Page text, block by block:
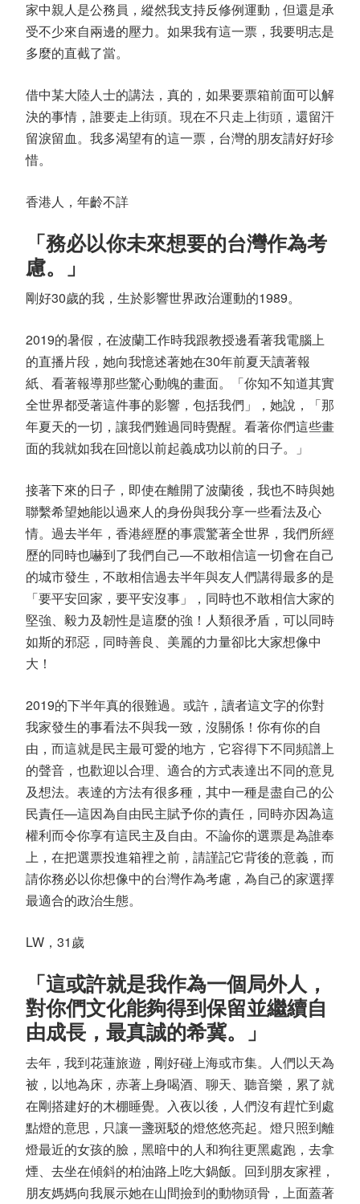
家中親人是公務員，縱然我支持反修例運動，但還是承
受不少來自兩邊的壓力。如果我有這一票，我要明志是
多麼的直截了當。
借中某大陸人士的講法，真的，如果要票箱前面可以解
決的事情，誰要走上街頭。現在不只走上街頭，還留汗
留淚留血。我多渴望有的這一票，台灣的朋友請好好珍
惜。
香港人，年齡不詳
「務必以你未來想要的台灣作為考
慮。」
剛好30歲的我，生於影響世界政治運動的1989。
2019的暑假，在波蘭工作時我跟教授邊看著我電腦上
的直播片段，她向我憶述著她在30年前夏天讀著報
紙、看著報導那些驚心動魄的畫面。「你知不知道其實
全世界都受著這件事的影響，包括我們」，她說，「那
年夏天的一切，讓我們難過同時覺醒。看著你們這些畫
面的我就如我在回憶以前起義成功以前的日子。」
接著下來的日子，即使在離開了波蘭後，我也不時與她
聯繫希望她能以過來人的身份與我分享一些看法及心
情。過去半年，香港經歷的事震驚著全世界，我們所經
歷的同時也嚇到了我們自己—不敢相信這一切會在自己
的城市發生，不敢相信過去半年與友人們講得最多的是
「要平安回家，要平安沒事」，同時也不敢相信大家的
堅強、毅力及韌性是這麼的強！人類很矛盾，可以同時
如斯的邪惡，同時善良、美麗的力量卻比大家想像中
大！
2019的下半年真的很難過。或許，讀者這文字的你對
我家發生的事看法不與我一致，沒關係！你有你的自
由，而這就是民主最可愛的地方，它容得下不同頻譜上
的聲音，也歡迎以合理、適合的方式表達出不同的意見
及想法。表達的方法有很多種，其中一種是盡自己的公
民責任—這因為自由民主賦予你的責任，同時亦因為這
權利而令你享有這民主及自由。不論你的選票是為誰奉
上，在把選票投進箱裡之前，請謹記它背後的意義，而
請你務必以你想像中的台灣作為考慮，為自己的家選擇
最適合的政治生態。
LW，31歲
「這或許就是我作為一個局外人，
對你們文化能夠得到保留並繼續自
由成長，最真誠的希冀。」
去年，我到花蓮旅遊，剛好碰上海或市集。人們以天為
被，以地為床，赤著上身喝酒、聊天、聽音樂，累了就
在剛搭建好的木棚睡覺。入夜以後，人們沒有趕忙到處
點燈的意思，只讓一盞斑駁的燈悠悠亮起。燈只照到離
燈最近的女孩的臉，黑暗中的人和狗往更黑處跑，去拿
煙、去坐在傾斜的柏油路上吃大鍋飯。回到朋友家裡，
朋友媽媽向我展示她在山間撿到的動物頭骨，上面蓋著